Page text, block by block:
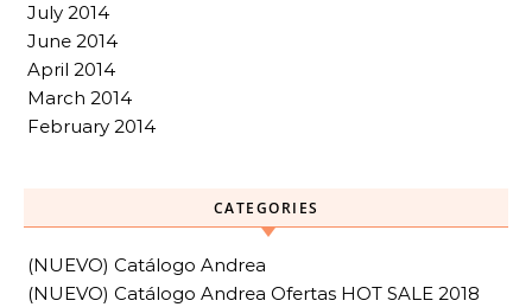
July 2014
June 2014
April 2014
March 2014
February 2014
CATEGORIES
(NUEVO) Catálogo Andrea
(NUEVO) Catálogo Andrea Ofertas HOT SALE 2018